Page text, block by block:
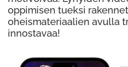
oppimisen tueksi
oheismateriaalien avulla
innostavaa!